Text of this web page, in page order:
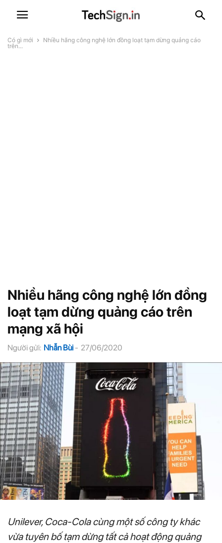
Có gì mới
Nhiều hãng công nghệ lớn đồng loạt tạm dừng quảng cáo
trên...
Nhiều hãng công nghệ lớn đồng
loạt tạm dừng quảng cáo trên
mạng xã hội
Người gửi: Nhẫn Bùi - 27/06/2020
Unilever, Coca-Cola cùng một số công ty khác
vừa tuyên bố tạm dừng tất cả hoạt động quảng